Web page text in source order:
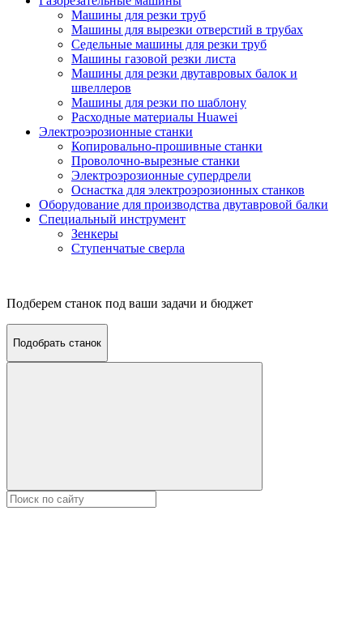
Машины для резки труб
Машины для вырезки отверстий в трубах
Седельные машины для резки труб
Машины газовой резки листа
Машины для резки двутавровых балок и
швеллеров
Машины для резки по шаблону
Расходные материалы Huawei
Электроэрозионные станки
Копировально-прошивные станки
Проволочно-вырезные станки
Электроэрозионные супердрели
Оснастка для электроэрозионных станков
Оборудование для производства двутавровой балки
Специальный инструмент
Зенкеры
Ступенчатые сверла
Подберем станок под ваши задачи и бюджет
Подобрать станок